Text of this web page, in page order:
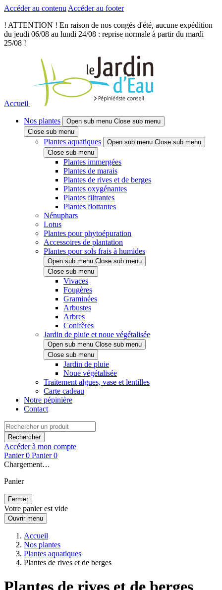
Accéder au contenu Accéder au footer
! ATTENTION ! En raison de nos congés d'été, aucune expédition
du jeudi 06/08 au lundi 24/08 : reprise normale à partir du mardi
25/08 !
Accueil
Nos plantes Open sub menu Close sub menu
Close sub menu
Plantes aquatiques Open sub menu Close sub menu
Close sub menu
Plantes immergées
Plantes de marais
Plantes de rives et de berges
Plantes oxygénantes
Plantes filtrantes
Plantes flottantes
Nénuphars
Lotus
Plantes pour phytoépuration
Accessoires de plantation
Plantes pour sols frais à humides
Open sub menu Close sub menu
Close sub menu
Vivaces
Fougères
Graminées
Arbustes
Arbres
Conifères
Jardin de pluie et noue végétalisée
Open sub menu Close sub menu
Close sub menu
Jardin de pluie
Noue végétalisée
Traitement algues, vase et lentilles
Carte cadeau
Notre pépinière
Contact
Rechercher
Accéder à mon compte
Panier 0 Panier 0
Chargement…
Panier
Fermer
Votre panier est vide
Ouvrir menu
Accueil
Nos plantes
Plantes aquatiques
Plantes de rives et de berges